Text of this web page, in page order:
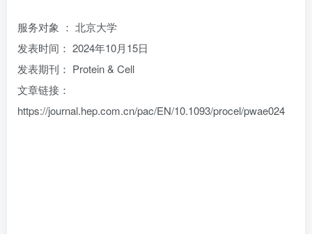
服务对象 ： 北京大学
发表时间： 2024年10月15日
发表期刊： Protein & Cell
文章链接：
https://journal.hep.com.cn/pac/EN/10.1093/procel/pwae024